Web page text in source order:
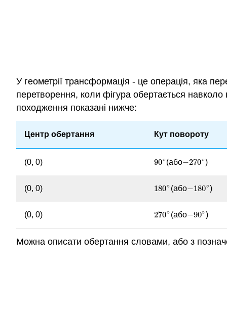
У геометрії трансформація - це операція, яка
перетворення, коли фігура обертається навколо
походження показані нижче:
Центр обертання Кут повороту
(0, 0) 90∘
90∘(або−270∘
−270∘)
(0, 0) 180∘
180∘(або−180∘
−180∘)
(0, 0) 270∘
270∘(або−90∘
−90∘)
Можна описати обертання словами, або з